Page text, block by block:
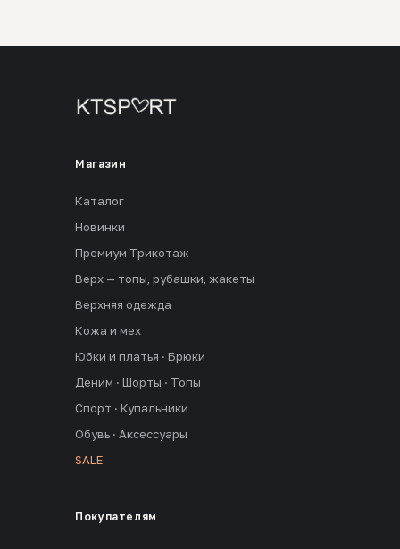
Магазин
Каталог
Новинки
Премиум Трикотаж
Верх — топы, рубашки, жакеты
Верхняя одежда
Кожа и мех
Юбки и платья · Брюки
Деним · Шорты · Топы
Спорт · Купальники
Обувь · Аксессуары
SALE
Покупателям